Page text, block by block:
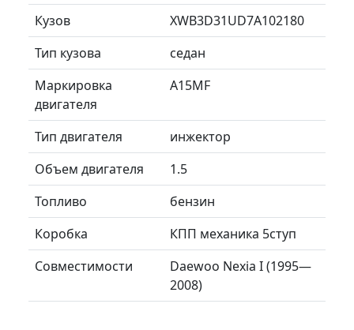
Кузов
XWB3D31UD7A102180
Тип кузова
седан
Маркировка
двигателя
A15MF
Тип двигателя
инжектор
Объем двигателя
1.5
Топливо
бензин
Коробка
КПП механика 5ступ
Совместимости
Daewoo Nexia I (1995—
2008)